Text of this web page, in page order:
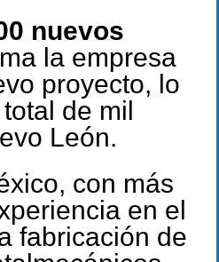
nuevos
la empresa
proyecto, lo
de mil
León.
con más
en el
fabricación de